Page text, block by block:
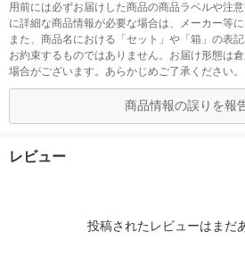
用前には必ずお届けした商品の商品ラベルや注
に詳細な商品情報が必要な場合は、メーカー等に
また、商品名における「セット」や「箱」の表
お約束するものではありません。お届け形態は
場合がございます。あらかじめご了承ください。
商品情報の誤りを報
レビュー
投稿されたレビューはまだ